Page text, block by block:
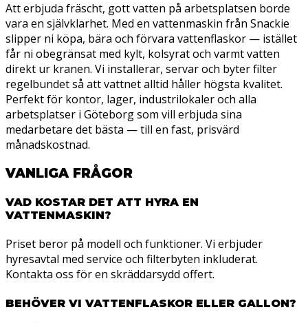
Att erbjuda fräscht, gott vatten på arbetsplatsen borde
vara en självklarhet. Med en vattenmaskin från Snackie
slipper ni köpa, bära och förvara vattenflaskor — istället
får ni obegränsat med kylt, kolsyrat och varmt vatten
direkt ur kranen. Vi installerar, servar och byter filter
regelbundet så att vattnet alltid håller högsta kvalitet.
Perfekt för kontor, lager, industrilokaler och alla
arbetsplatser i Göteborg som vill erbjuda sina
medarbetare det bästa — till en fast, prisvärd
månadskostnad.
VANLIGA FRÅGOR
VAD KOSTAR DET ATT HYRA EN
VATTENMASKIN?
Priset beror på modell och funktioner. Vi erbjuder
hyresavtal med service och filterbyten inkluderat.
Kontakta oss för en skräddarsydd offert.
BEHÖVER VI VATTENFLASKOR ELLER GALLON?